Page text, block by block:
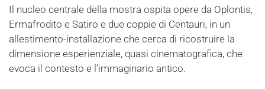
Il nucleo centrale della mostra ospita opere da Oplontis,
Ermafrodito e Satiro e due coppie di Centauri, in un
allestimento-installazione che cerca di ricostruire la
dimensione esperienziale, quasi cinematografica, che
evoca il contesto e l’immaginario antico.